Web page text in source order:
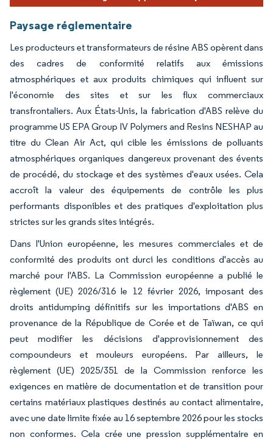
Paysage réglementaire
Les producteurs et transformateurs de résine ABS opèrent dans
des cadres de conformité relatifs aux émissions
atmosphériques et aux produits chimiques qui influent sur
l'économie des sites et sur les flux commerciaux
transfrontaliers. Aux États-Unis, la fabrication d'ABS relève du
programme US EPA Group IV Polymers and Resins NESHAP au
titre du Clean Air Act, qui cible les émissions de polluants
atmosphériques organiques dangereux provenant des évents
de procédé, du stockage et des systèmes d'eaux usées. Cela
accroît la valeur des équipements de contrôle les plus
performants disponibles et des pratiques d'exploitation plus
strictes sur les grands sites intégrés.
Dans l'Union européenne, les mesures commerciales et de
conformité des produits ont durci les conditions d'accès au
marché pour l'ABS. La Commission européenne a publié le
règlement (UE) 2026/316 le 12 février 2026, imposant des
droits antidumping définitifs sur les importations d'ABS en
provenance de la République de Corée et de Taïwan, ce qui
peut modifier les décisions d'approvisionnement des
compoundeurs et mouleurs européens. Par ailleurs, le
règlement (UE) 2025/351 de la Commission renforce les
exigences en matière de documentation et de transition pour
certains matériaux plastiques destinés au contact alimentaire,
avec une date limite fixée au 16 septembre 2026 pour les stocks
non conformes. Cela crée une pression supplémentaire en